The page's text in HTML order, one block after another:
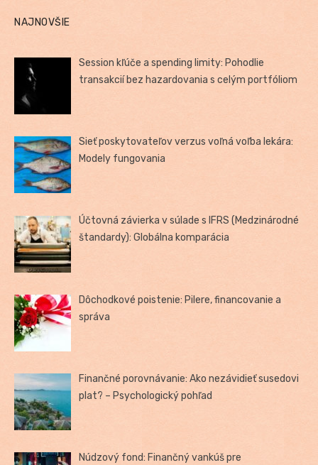
NAJNOVŠIE
Session kľúče a spending limity: Pohodlie
transakcií bez hazardovania s celým portfóliom
Sieť poskytovateľov verzus voľná voľba lekára:
Modely fungovania
Účtovná závierka v súlade s IFRS (Medzinárodné
štandardy): Globálna komparácia
Dôchodkové poistenie: Pilere, financovanie a
správa
Finančné porovnávanie: Ako nezávidieť susedovi
plat? – Psychologický pohľad
Núdzový fond: Finančný vankúš pre